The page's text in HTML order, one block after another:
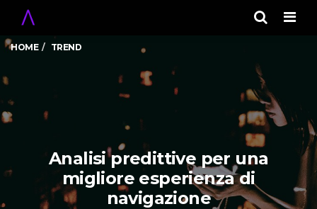
HOME TREND
Analisi predittive per una
migliore esperienza di
navigazione